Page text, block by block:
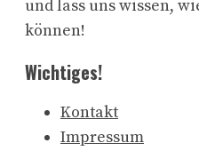
und lass uns wissen,
können!
Wichtiges!
Kontakt
Impressum